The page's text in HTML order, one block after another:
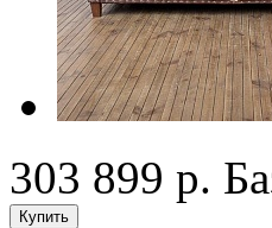
303 899 р.